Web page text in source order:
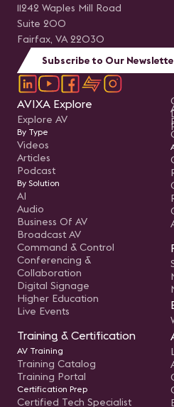
11242 Waples Mill Road
Suite 200
Fairfax, VA 22030
Subscribe to Our
AVIXA Explore
Explore AV
By Type
Videos
Articles
Podcast
By Solution
AI
Audio
Business Of AV
Broadcast AV
Command & Control
Conferencing &
Collaboration
Digital Signage
Higher Education
Live Events
Training & Certification
AV Training
Training Catalog
Training Portal
Certification Prep
Certified Tech Specialist